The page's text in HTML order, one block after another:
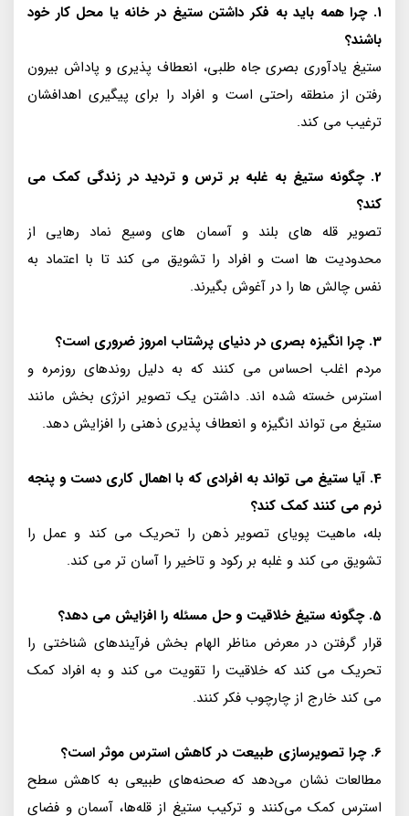
1. چرا همه باید به فکر داشتن ستیغ در خانه یا محل کار خود
باشند؟
ستیغ یادآوری بصری جاه طلبی، انعطاف پذیری و پاداش بیرون
رفتن از منطقه راحتی است و افراد را برای پیگیری اهدافشان
ترغیب می کند.
2. چگونه ستیغ به غلبه بر ترس و تردید در زندگی کمک می
کند؟
تصویر قله های بلند و آسمان های وسیع نماد رهایی از
محدودیت ها است و افراد را تشویق می کند تا با اعتماد به
نفس چالش ها را در آغوش بگیرند.
3. چرا انگیزه بصری در دنیای پرشتاب امروز ضروری است؟
مردم اغلب احساس می کنند که به دلیل روندهای روزمره و
استرس خسته شده اند. داشتن یک تصویر انرژی بخش مانند
ستیغ می تواند انگیزه و انعطاف پذیری ذهنی را افزایش دهد.
4. آیا ستیغ می تواند به افرادی که با اهمال کاری دست و پنجه
نرم می کنند کمک کند؟
بله، ماهیت پویای تصویر ذهن را تحریک می کند و عمل را
تشویق می کند و غلبه بر رکود و تاخیر را آسان تر می کند.
5. چگونه ستیغ خلاقیت و حل مسئله را افزایش می دهد؟
قرار گرفتن در معرض مناظر الهام بخش فرآیندهای شناختی را
تحریک می کند که خلاقیت را تقویت می کند و به افراد کمک
می کند خارج از چارچوب فکر کنند.
6. چرا تصویرسازی طبیعت در کاهش استرس موثر است؟
مطالعات نشان می‌دهد که صحنه‌های طبیعی به کاهش سطح
استرس کمک می‌کنند و ترکیب ستیغ از قله‌ها، آسمان و فضای